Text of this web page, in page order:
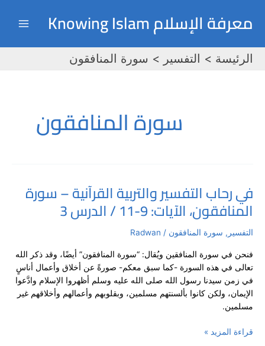
المحتوىمعرفة الإسلام Knowing Islam
الرئيسة التفسير سورة المنافقون
سورة المنافقون
في رحاب التفسير والتربية القرآنية – سورة
المنافقون، الآيات: 9-11 / الدرس 3
التفسير , سورة المنافقون /
Radwan
فنحن في سورة المنافقين ويُقال: “سورة المنافقون” أيضًا، وقد ذكر الله
تعالى في هذه السورة -كما سبق معكم- صورةً عن أخلاق وأعمال أناسٍ
في زمن سيدنا رسول الله صلى الله عليه وسلم أظهروا الإسلام وادَّعوا
الإيمان، ولكن كانوا بألسنتهم مسلمين، وبقلوبهم وأعمالهم وأخلاقهم غير
مسلمين.
في
رحاب
التفسير
والتربية
–
سورة
المنافقون،
الآيات:
9-
/قراءة المزيد »